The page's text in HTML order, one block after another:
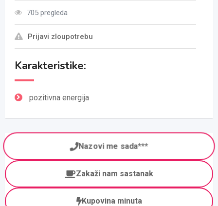
705 pregleda
Prijavi zloupotrebu
Karakteristike:
pozitivna energija
Nazovi me sada***
Zakaži nam sastanak
Kupovina minuta